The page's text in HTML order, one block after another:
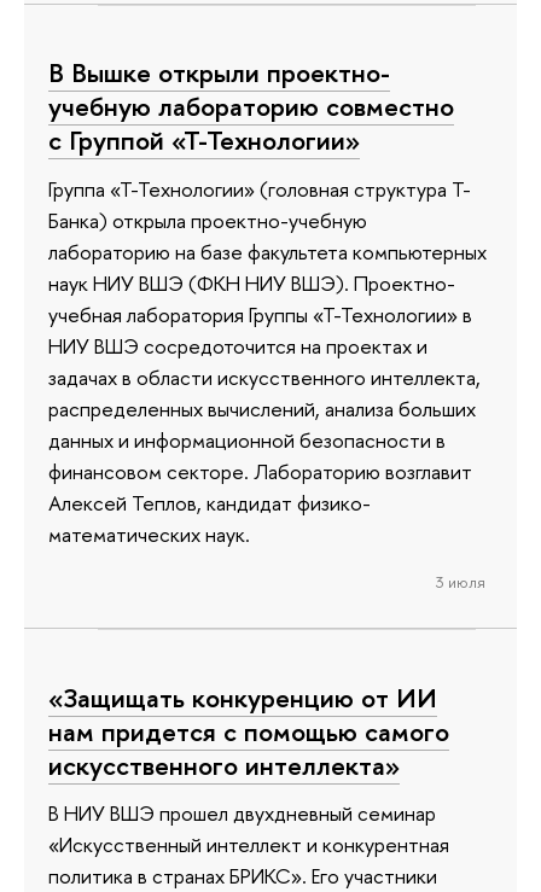
В Вышке открыли проектно-
учебную лабораторию совместно
с Группой «Т-Технологии»
Группа «Т-Технологии» (головная структура Т-
Банка) открыла проектно-учебную
лабораторию на базе факультета компьютерных
наук НИУ ВШЭ (ФКН НИУ ВШЭ). Проектно-
учебная лаборатория Группы «Т-Технологии» в
НИУ ВШЭ сосредоточится на проектах и
задачах в области искусственного интеллекта,
распределенных вычислений, анализа больших
данных и информационной безопасности в
финансовом секторе. Лабораторию возглавит
Алексей Теплов, кандидат физико-
математических наук.
3 июля
«Защищать конкуренцию от ИИ
нам придется с помощью самого
искусственного интеллекта»
В НИУ ВШЭ прошел двухдневный семинар
«Искусственный интеллект и конкурентная
политика в странах БРИКС». Его участники